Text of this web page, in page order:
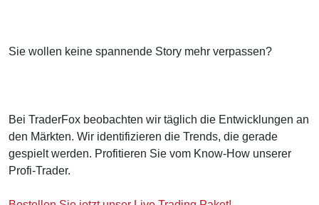
Sie wollen keine spannende Story mehr verpassen?
Bei TraderFox beobachten wir täglich die Entwicklungen an
den Märkten. Wir identifizieren die Trends, die gerade
gespielt werden. Profitieren Sie vom Know-How unserer
Profi-Trader.